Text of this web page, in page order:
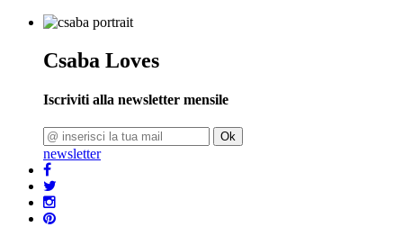
Csaba Loves
Iscriviti alla newsletter mensile
Ok
newsletter